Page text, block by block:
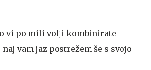
vi po mili volji kombinirate
vam jaz postrežem še s svojo